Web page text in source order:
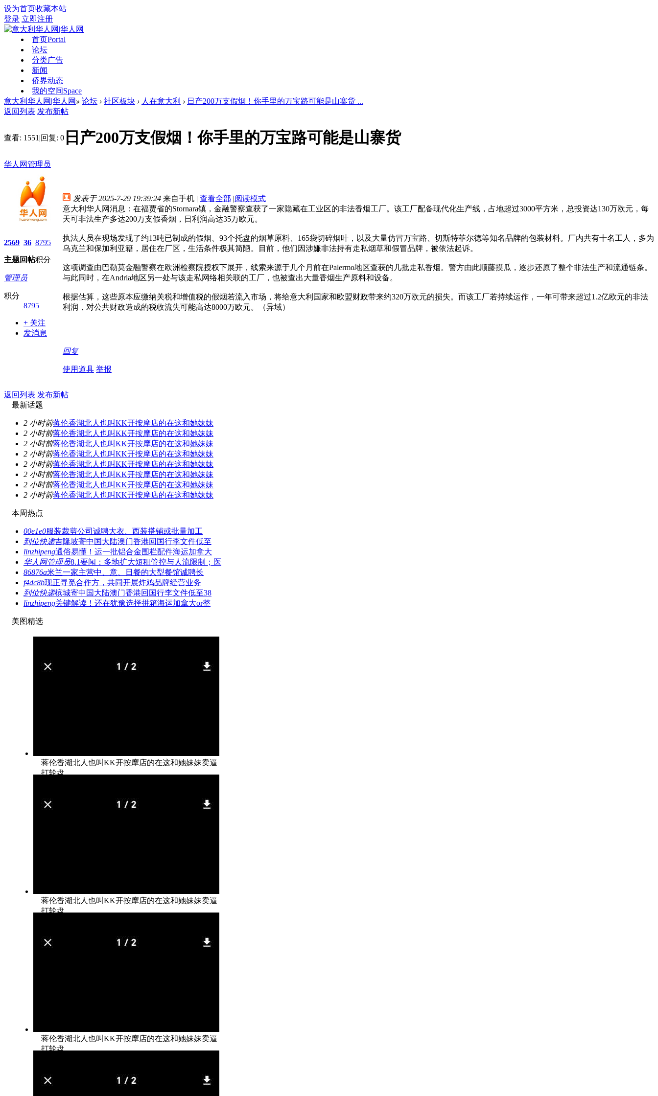
设为首页收藏本站
登录 立即注册
首页Portal
论坛
分类广告
新闻
侨界动态
我的空间Space
意大利华人网|华人网 » 论坛 › 社区板块 › 人在意大利 › 日产200万支假烟！你手里的万宝路可能是山寨货 ...
返回列表 发布新帖
查看: 1551 |回复: 0 日产200万支假烟！你手里的万宝路可能是山寨货
华人网管理员
2569
主题
36
回帖
8795
积分
管理员
积分
8795
+ 关注
发消息
发表于 2025-7-29 19:39:24 来自手机 | 查看全部 |阅读模式
意大利华人网消息：在福贾省的Stornara镇，金融警察查获了一家隐藏在工业区的非法香烟工厂。该工厂配备现代化生产线，占地超过3000平方米，总投资达130万欧元，每
天可非法生产多达200万支假香烟，日利润高达35万欧元。
执法人员在现场发现了约13吨已制成的假烟、93个托盘的烟草原料、165袋切碎烟叶，以及大量仿冒万宝路、切斯特菲尔德等知名品牌的包装材料。厂内共有十名工人，多为
乌克兰和保加利亚籍，居住在厂区，生活条件极其简陋。目前，他们因涉嫌非法持有走私烟草和假冒品牌，被依法起诉。
这项调查由巴勒莫金融警察在欧洲检察院授权下展开，线索来源于几个月前在Palermo地区查获的几批走私香烟。警方由此顺藤摸瓜，逐步还原了整个非法生产和流通链条。
与此同时，在Andria地区另一处与该走私网络相关联的工厂，也被查出大量香烟生产原料和设备。
根据估算，这些原本应缴纳关税和增值税的假烟若流入市场，将给意大利国家和欧盟财政带来约320万欧元的损失。而该工厂若持续运作，一年可带来超过1.2亿欧元的非法
利润，对公共财政造成的税收流失可能高达8000万欧元。（异域）
回复
使用道具 举报
返回列表 发布新帖
最新话题
2 小时前蒋伦香湖北人也叫KK开按摩店的在这和她妹妹
2 小时前蒋伦香湖北人也叫KK开按摩店的在这和她妹妹
2 小时前蒋伦香湖北人也叫KK开按摩店的在这和她妹妹
2 小时前蒋伦香湖北人也叫KK开按摩店的在这和她妹妹
2 小时前蒋伦香湖北人也叫KK开按摩店的在这和她妹妹
2 小时前蒋伦香湖北人也叫KK开按摩店的在这和她妹妹
2 小时前蒋伦香湖北人也叫KK开按摩店的在这和她妹妹
2 小时前蒋伦香湖北人也叫KK开按摩店的在这和她妹妹
本周热点
00e1e0服装裁剪公司诚聘大衣、西装搭铺或批量加工
到位快递吉隆坡寄中国大陆澳门香港回国行李文件低至
linzhipeng通俗易懂！运一批铝合金围栏配件海运加拿大
华人网管理员8.1要闻：多地扩大短租管控与人流限制；医
86876a米兰一家主营中、意、日餐的大型餐馆诚聘长
f4dc8b现正寻觅合作方，共同开展炸鸡品牌经营业务
到位快递槟城寄中国大陆澳门香港回国行李文件低至38
linzhipeng关键解读！还在犹豫选择拼箱海运加拿大or整
美图精选
蒋伦香湖北人也叫KK开按摩店的在这和她妹妹卖逼
打轮盘
蒋伦香湖北人也叫KK开按摩店的在这和她妹妹卖逼
打轮盘
蒋伦香湖北人也叫KK开按摩店的在这和她妹妹卖逼
打轮盘